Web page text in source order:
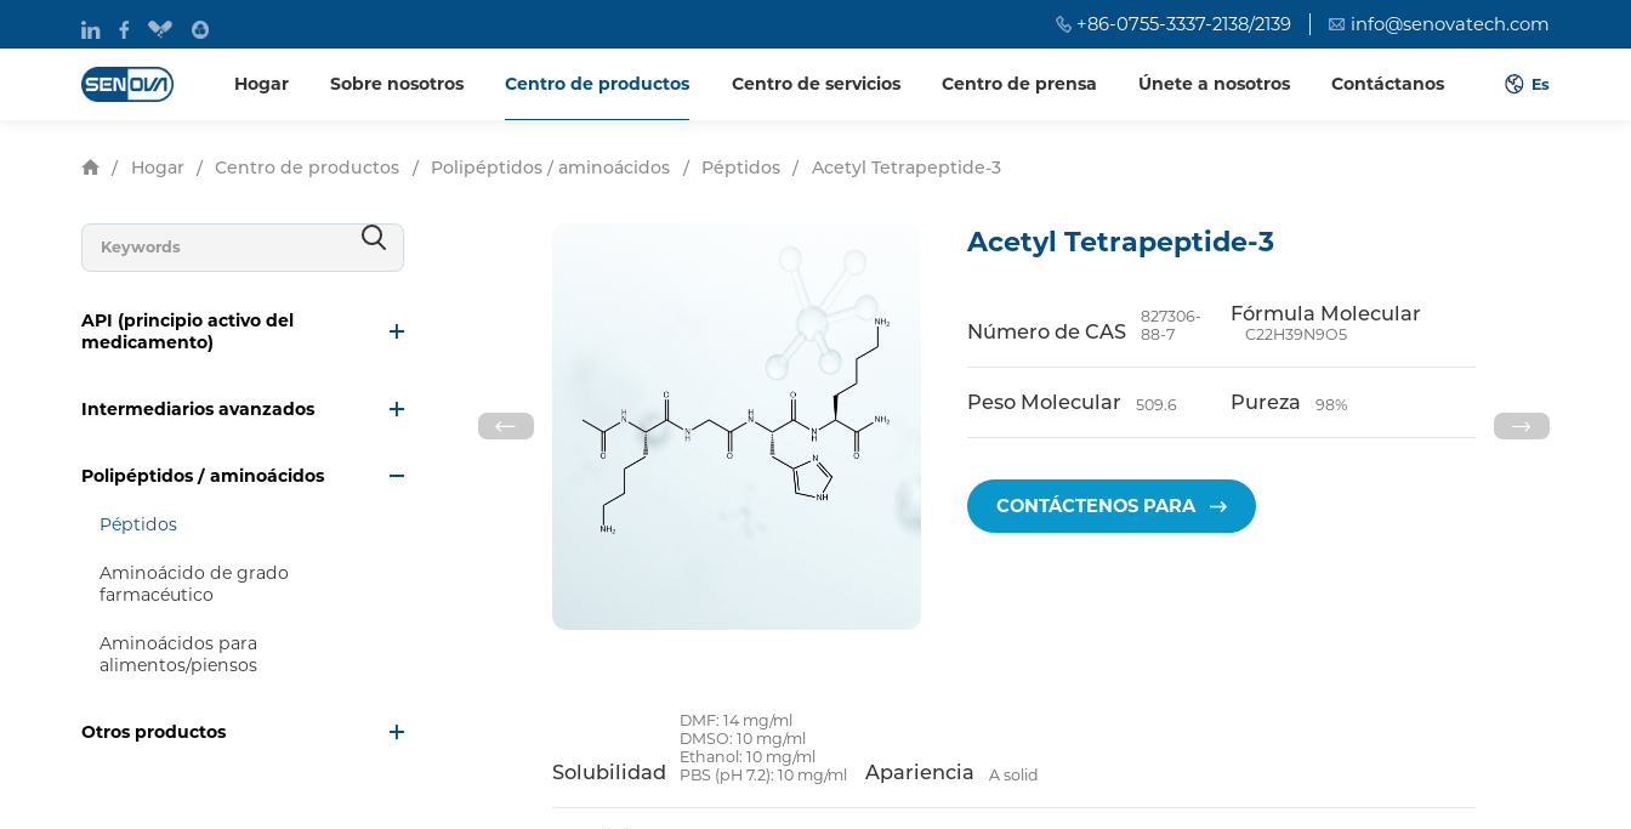
+86-0755-3337-2138/2139 info@senovatech.com
Hogar Sobre nosotros Centro de productos Centro de servicios Centro de prensa Únete a nosotros Contáctanos Es
/ Hogar / Centro de productos / Polipéptidos / aminoácidos / Péptidos / Acetyl Tetrapeptide-3
API (principio activo del
medicamento)
Intermediarios avanzados
Polipéptidos / aminoácidos
Péptidos
Aminoácido de grado
farmacéutico
Aminoácidos para
alimentos/piensos
Otros productos
Acetyl Tetrapeptide-3
Número de CAS
827306-
88-7
Fórmula Molecular
C22H39N9O5
Peso Molecular 509.6 Pureza 98%
CONTÁCTENOS PARA
Solubilidad
DMF: 14 mg/ml
DMSO: 10 mg/ml
Ethanol: 10 mg/ml
PBS (pH 7.2): 10 mg/ml
Apariencia A solid